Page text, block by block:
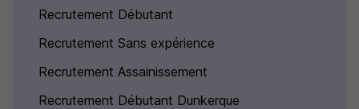
Recrutement Débutant
Recrutement Sans expérience
Recrutement Assainissement
Recrutement Débutant Dunkerque